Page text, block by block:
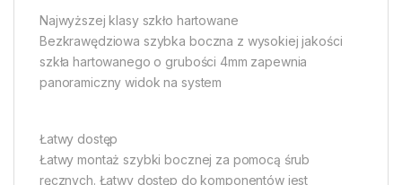
Najwyższej klasy szkło hartowane
Bezkrawędziowa szybka boczna z wysokiej jakości
szkła hartowanego o grubości 4mm zapewnia
panoramiczny widok na system
Łatwy dostęp
Łatwy montaż szybki bocznej za pomocą śrub
ręcznych. Łatwy dostęp do komponentów jest